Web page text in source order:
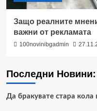
Защо реалните
важни от рекламата
100novinibgadmin
Последни Новини:
Да бракувате стара кола